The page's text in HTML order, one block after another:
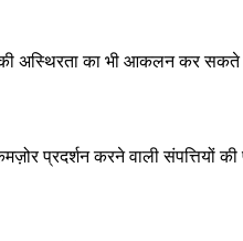
की अस्थिरता का भी आकलन कर
प्रदर्शन करने वाली संपत्तियों